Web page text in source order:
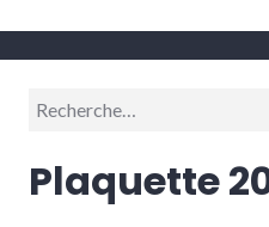
Recherche
Plaquette